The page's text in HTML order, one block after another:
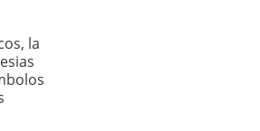
la